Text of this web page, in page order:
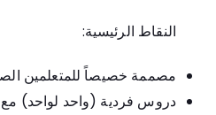
النقاط الرئيسية:
مصممة خصيصاً للمتعلمين
دروس فردية (واحد لواحد)